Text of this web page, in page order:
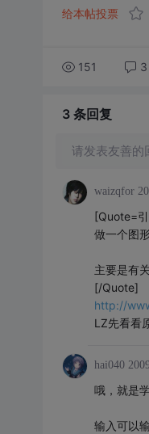
给本帖投票
151 3
3 条回复
请发表友善
waizqfor
[Quote=
做一个图
主要是有
[/Quote]
http://
LZ先看看
hai040
哦，就是
输入可以